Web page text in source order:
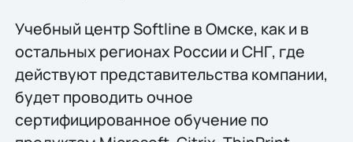
Учебный центр Softline в Омске, как и в
остальных регионах России и СНГ, где
действуют представительства компании,
будет проводить очное
сертифицированное обучение по